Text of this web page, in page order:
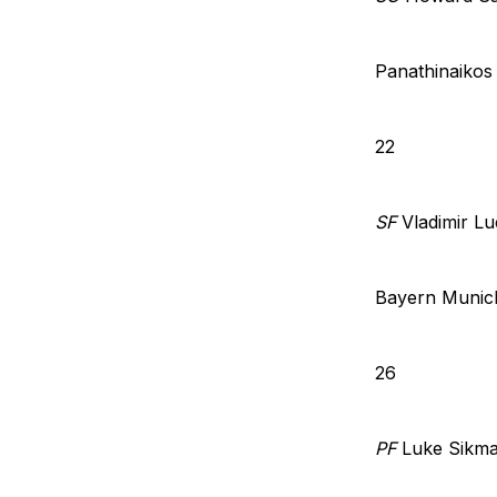
Panathinaikos
22
SFVladimir
Bayern
26
PFLuke